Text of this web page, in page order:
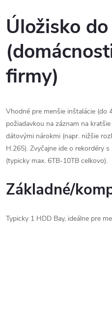
Úložisko
firmy)
Vhodné pre menšie inštalácie (do
požiadavkou na záznam na
dátovými nárokmi (napr. nižšie
H.265). Zvyčajne ide o rekordéry
(typicky max. 6TB-10TB celkovo).
Základné/
Typicky 1 HDD Bay, ideálne pre